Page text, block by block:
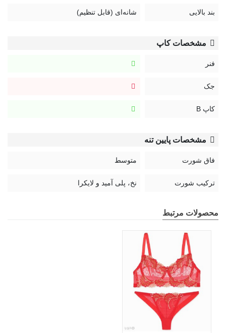
بند بالایی شانه‌ای (قابل تنظیم)
مشخصات کاپ
فنر
جک
کاپ B
مشخصات پایین تنه
فاق شورت متوسط
ترکیب شورت نخ، پلی آمید و لایکرا
محصولات مرتبط